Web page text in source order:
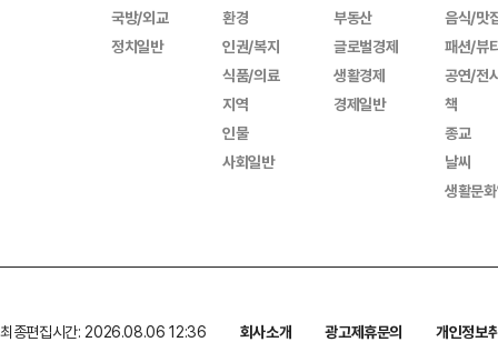
국방/외교
정치일반
환경
인권/복지
식품/의료
지역
인물
사회일반
부동산
글로벌경제
생활경제
경제일반
음식/맛
패션/뷰
공연/전
책
종교
날씨
생활문
최종편집시간: 2026.08.06 12:36 회사소개 광고제휴문의
개인정보